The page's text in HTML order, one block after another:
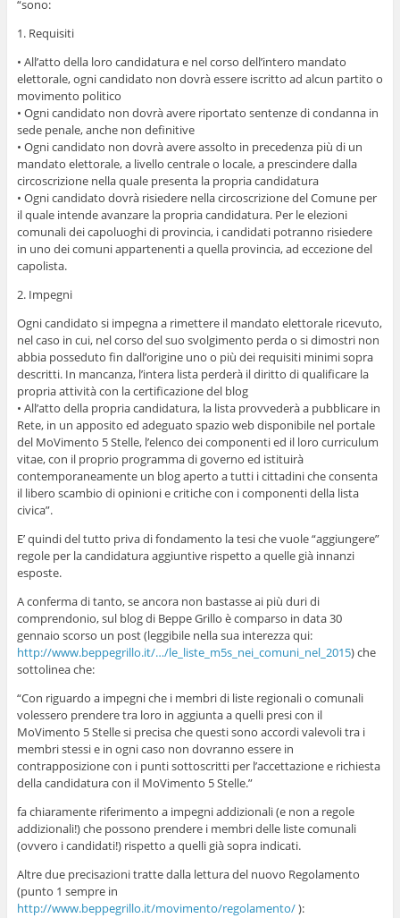
“sono:
1. Requisiti
• All’atto della loro candidatura e nel corso dell’intero mandato
elettorale, ogni candidato non dovrà essere iscritto ad alcun partito o
movimento politico
• Ogni candidato non dovrà avere riportato sentenze di condanna in
sede penale, anche non definitive
• Ogni candidato non dovrà avere assolto in precedenza più di un
mandato elettorale, a livello centrale o locale, a prescindere dalla
circoscrizione nella quale presenta la propria candidatura
• Ogni candidato dovrà risiedere nella circoscrizione del Comune per
il quale intende avanzare la propria candidatura. Per le elezioni
comunali dei capoluoghi di provincia, i candidati potranno risiedere
in uno dei comuni appartenenti a quella provincia, ad eccezione del
capolista.
2. Impegni
Ogni candidato si impegna a rimettere il mandato elettorale ricevuto,
nel caso in cui, nel corso del suo svolgimento perda o si dimostri non
abbia posseduto fin dall’origine uno o più dei requisiti minimi sopra
descritti. In mancanza, l’intera lista perderà il diritto di qualificare la
propria attività con la certificazione del blog
• All’atto della propria candidatura, la lista provvederà a pubblicare in
Rete, in un apposito ed adeguato spazio web disponibile nel portale
del MoVimento 5 Stelle, l’elenco dei componenti ed il loro curriculum
vitae, con il proprio programma di governo ed istituirà
contemporaneamente un blog aperto a tutti i cittadini che consenta
il libero scambio di opinioni e critiche con i componenti della lista
civica”.
E’ quindi del tutto priva di fondamento la tesi che vuole “aggiungere”
regole per la candidatura aggiuntive rispetto a quelle già innanzi
esposte.
A conferma di tanto, se ancora non bastasse ai più duri di
comprendonio, sul blog di Beppe Grillo è comparso in data 30
gennaio scorso un post (leggibile nella sua interezza qui:
http://www.beppegrillo.it/…/le_liste_m5s_nei_comuni_nel_2015) che
sottolinea che:
“Con riguardo a impegni che i membri di liste regionali o comunali
volessero prendere tra loro in aggiunta a quelli presi con il
MoVimento 5 Stelle si precisa che questi sono accordi valevoli tra i
membri stessi e in ogni caso non dovranno essere in
contrapposizione con i punti sottoscritti per l’accettazione e richiesta
della candidatura con il MoVimento 5 Stelle.”
fa chiaramente riferimento a impegni addizionali (e non a regole
addizionali!) che possono prendere i membri delle liste comunali
(ovvero i candidati!) rispetto a quelli già sopra indicati.
Altre due precisazioni tratte dalla lettura del nuovo Regolamento
(punto 1 sempre in
http://www.beppegrillo.it/movimento/regolamento/):